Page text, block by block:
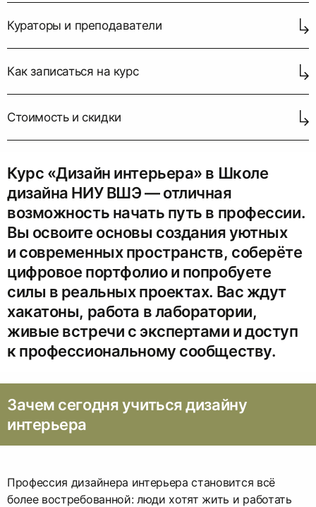
Кураторы и преподаватели
Как записаться на курс
Стоимость и скидки
Курс «Дизайн интерьера» в Школе
дизайна НИУ ВШЭ — отличная
возможность начать путь в профессии.
Вы освоите основы создания уютных
и современных пространств, соберёте
цифровое портфолио и попробуете
силы в реальных проектах. Вас ждут
хакатоны, работа в лаборатории,
живые встречи с экспертами и доступ
к профессиональному сообществу.
Зачем сегодня учиться дизайну
интерьера
Профессия дизайнера интерьера становится всё
более востребованной: люди хотят жить и работать